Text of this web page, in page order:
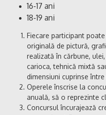
16-17 ani
18-19 ani
Fiecare participant
originală de pictură,
realizată în cărbune,
carioca, tehnică mixtă
dimensiuni cuprinse
Operele înscrise la
anuală, să o reprezinte
Concursul încurajează